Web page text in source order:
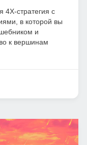
4X-стратегия с
в которой вы
и
к вершинам